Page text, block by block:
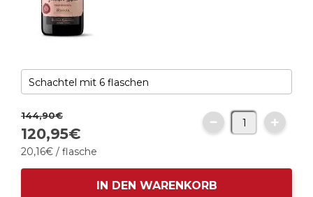
144,90€
120,95€
20,16€ / flasche
IN DEN WARENKORB